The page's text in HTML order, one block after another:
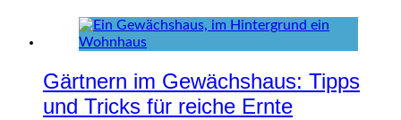
Gärtnern im Gewächshaus: Tipps
und Tricks für reiche Ernte